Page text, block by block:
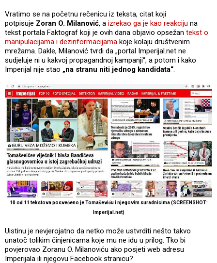
Vratimo se na početnu rečenicu iz teksta, citat koji
potpisuje Zoran O. Milanović, a izrekao ga je kao reakciju na
tekst portala Faktograf koji je ovih dana objavio opsežan tekst o
manipulacijama i dezinformacijama koje kolaju društvenim
mrežama. Dakle, Milanović tvrdi da „portal Imperijal.net ne
sudjeluje ni u kakvoj propagandnoj kampanji“, a potom i kako
Imperijal nije stao „na stranu niti jednog kandidata“.
10 od 11 tekstova posvećeno je Tomaševiću i njegovim suradnicima (SCREENSHOT:
Imperijal.net)
Uistinu je nevjerojatno da netko može ustvrditi nešto takvo
unatoč tolikim činjenicama koje mu ne idu u prilog. Tko bi
povjerovao Zoranu O. Milanoviću ako posjeti web adresu
Imperijala ili njegovu Facebook stranicu?